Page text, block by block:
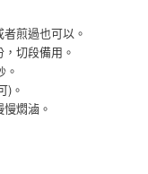
煎過也可以。
切段備用。
。
)。
燜滷。